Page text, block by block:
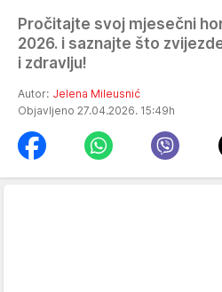
Pročitajte svoj mjesečni
2026. i saznajte što
i zdravlju!
Autor: Jelena Mileusnić
Objavljeno 27.04.2026. 15:49h